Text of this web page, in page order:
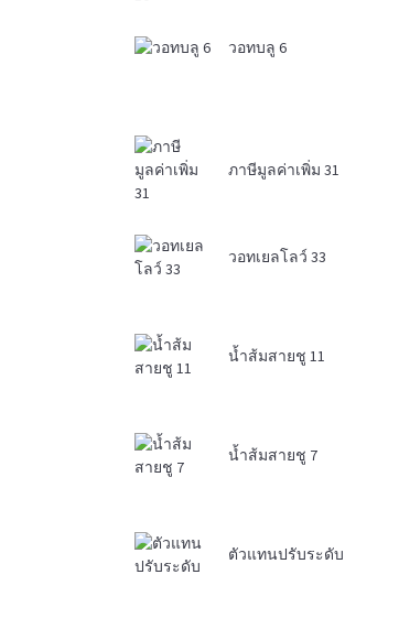
วอทบลู 6
ภาษีมูลค่าเพิ่ม 31
วอทเยลโลว์ 33
น้ำส้มสายชู 11
น้ำส้มสายชู 7
ตัวแทนปรับระดับ